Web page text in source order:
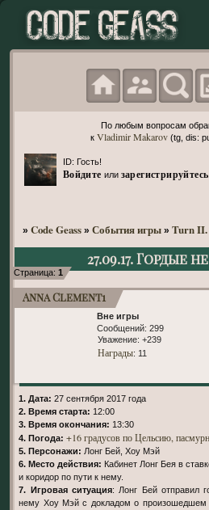
По любым вопросам
к Vladimir Makarov(tg, dis:
ID: Гость!
Войдите или зарегистрируйтесь
» Code Geass » События игры » Turn II.
27.09.17. Гордые
Страница: 1
Anna Clement1
Вне игры
Сообщений: 299
Уважение: +239
Награды: 11
1. Дата: 27 сентября 2017 года
2. Время старта: 12:00
3. Время окончания: 13:30
4. Погода: +16 градусов по Цельсию,
5. Персонажи: Лонг Бей, Хоу Мэй
6. Место действия: Кабинет Лонг Бея в
и коридор по пути к нему.
7. Игровая ситуация: Лонг Бей отправил
нему Хоу Мэй с докладом о